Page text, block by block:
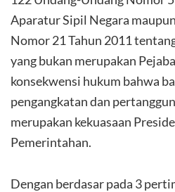
Aparatur Sipil Negara
Nomor 21 Tahun 2011
yang bukan merupakan
konsekwensi hukum bahwa
pengangkatan dan
merupakan kekuasaan
Pemerintahan.
Dengan berdasar pada 3